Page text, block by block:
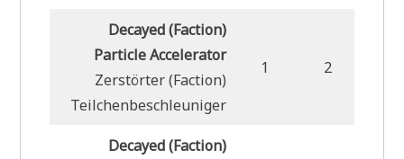
Decayed (Faction)
Particle Accelerator
Zerstörter (Faction)
Teilchenbeschleuniger
1 2
Decayed (Faction)